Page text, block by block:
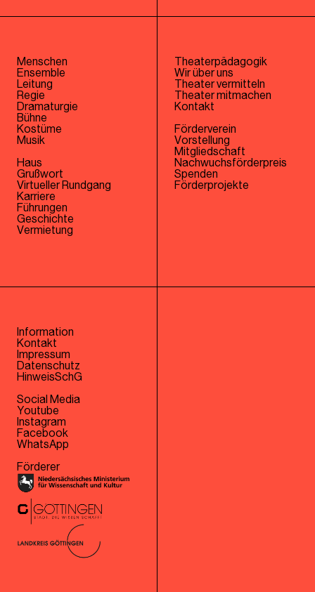
Menschen
Ensemble
Leitung
Regie
Dramaturgie
Bühne
Kostüme
Musik
Haus
Grußwort
Virtueller Rundgang
Karriere
Führungen
Geschichte
Vermietung
Theaterpädagogik
Wir über uns
Theater vermitteln
Theater mitmachen
Kontakt
Förderverein
Vorstellung
Mitgliedschaft
Nachwuchsförderpreis
Spenden
Förderprojekte
Information
Kontakt
Impressum
Datenschutz
HinweisSchG
Social Media
Youtube
Instagram
Facebook
WhatsApp
Förderer